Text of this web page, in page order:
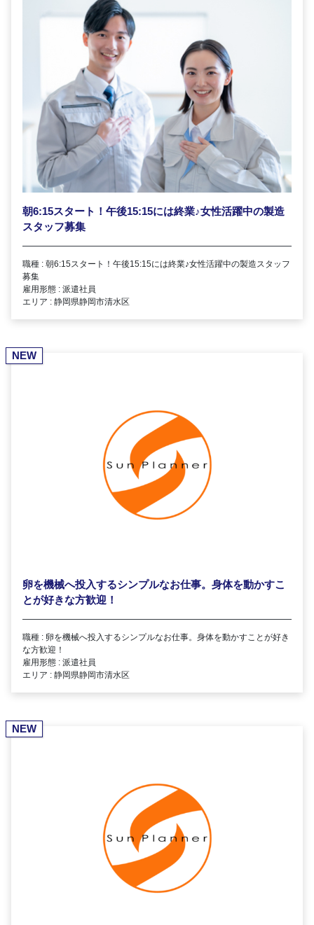
朝6:15スタート！午後15:15には終業♪女性活躍中の製造
スタッフ募集
職種 : 朝6:15スタート！午後15:15には終業♪女性活躍中の製造スタッフ
募集
雇用形態 : 派遣社員
エリア : 静岡県静岡市清水区
NEW
卵を機械へ投入するシンプルなお仕事。身体を動かすこ
とが好きな方歓迎！
職種 : 卵を機械へ投入するシンプルなお仕事。身体を動かすことが好き
な方歓迎！
雇用形態 : 派遣社員
エリア : 静岡県静岡市清水区
NEW